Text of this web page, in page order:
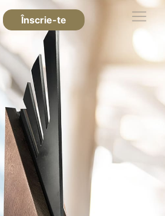
Înscrie-te